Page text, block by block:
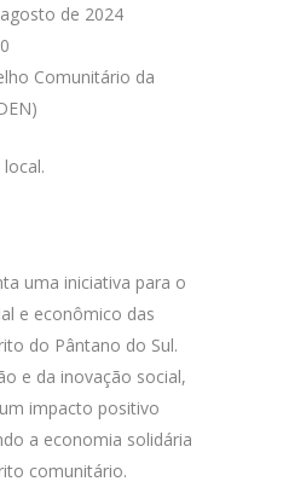
de 2024
Comunitário da
uma iniciativa para o
e econômico das
do Pântano do Sul.
e da inovação social,
impacto positivo
a economia solidária
comunitário.